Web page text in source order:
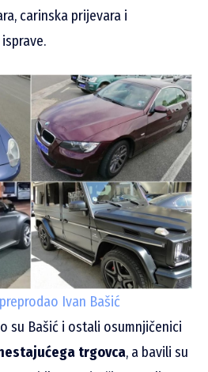
carinska prijevara i
Ivan Bašić
su Bašić i ostali osumnjičenici
trgovca, a bavili su